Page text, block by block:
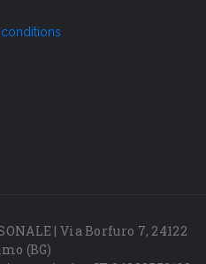
| Via Borfuro 7, 24122
(BG)